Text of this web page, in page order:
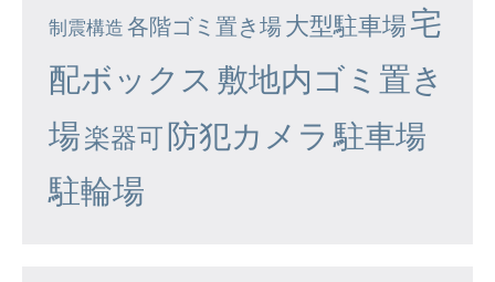
制震構造 各階ゴミ置き場大型駐車場宅
配ボックス 敷地内ゴミ置き
場楽器可防犯カメラ 駐車場
駐輪場